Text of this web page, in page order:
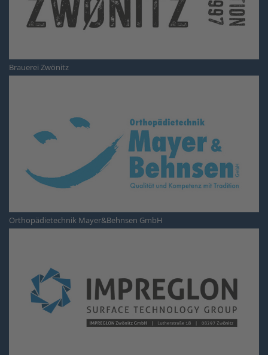
Brauerei Zwönitz
Orthopädietechnik Mayer&Behnsen GmbH